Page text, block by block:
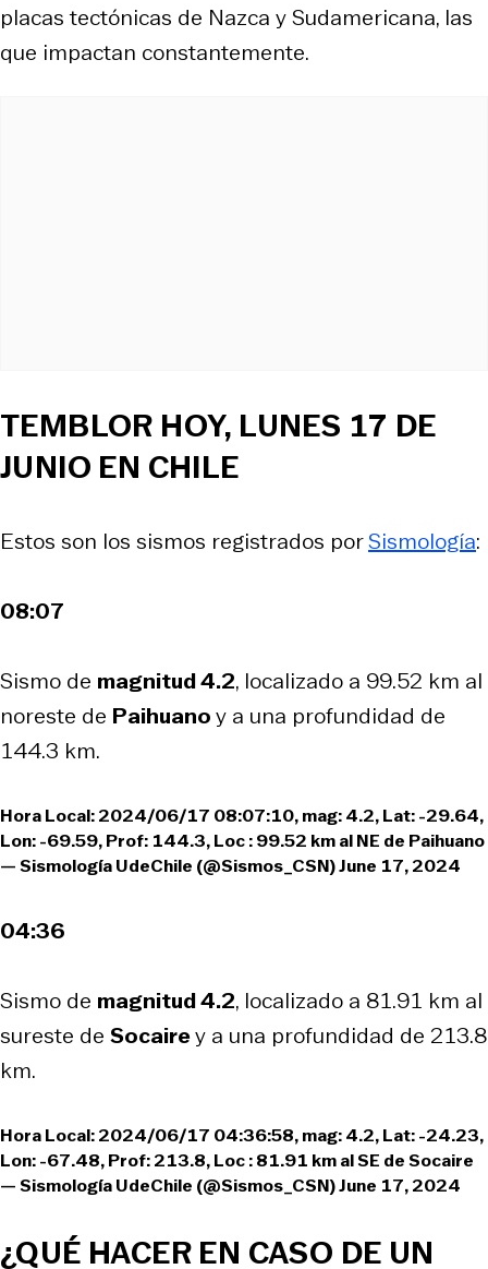
placas tectónicas de Nazca y Sudamericana, las
que impactan constantemente.
TEMBLOR HOY, LUNES 17 DE
JUNIO EN CHILE
Estos son los sismos registrados porSismología:
08:07
Sismo de magnitud 4.2, localizado a 99.52 km al
noreste de Paihuanoy a una profundidad de
144.3 km.
Hora Local: 2024/06/17 08:07:10, mag: 4.2, Lat: -29.64,
Lon: -69.59, Prof: 144.3, Loc : 99.52 km al NE de Paihuano
— Sismología UdeChile (@Sismos_CSN)June 17, 2024
04:36
Sismo de magnitud 4.2, localizado a 81.91 km al
sureste de Socairey a una profundidad de 213.8
km.
Hora Local: 2024/06/17 04:36:58, mag: 4.2, Lat: -24.23,
Lon: -67.48, Prof: 213.8, Loc : 81.91 km al SE de Socaire
— Sismología UdeChile (@Sismos_CSN)June 17, 2024
¿QUÉ HACER EN CASO DE UN